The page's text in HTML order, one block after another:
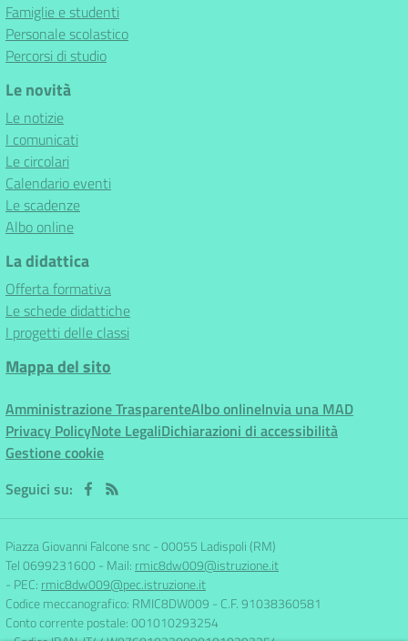
Famiglie e studenti
Personale scolastico
Percorsi di studio
Le novità
Le notizie
I comunicati
Le circolari
Calendario eventi
Le scadenze
Albo online
La didattica
Offerta formativa
Le schede didattiche
I progetti delle classi
Mappa del sito
Amministrazione TrasparenteAlbo onlineInvia una MAD
Privacy PolicyNote LegaliDichiarazioni di accessibilità
Gestione cookie
Seguici su:
Piazza Giovanni Falcone snc-00055 Ladispoli (RM)
Tel 0699231600 - Mail: rmic8dw009@istruzione.it
- PEC: rmic8dw009@pec.istruzione.it
Codice meccanografico: RMIC8DW009 - C.F. 91038360581
Conto corrente postale: 001010293254